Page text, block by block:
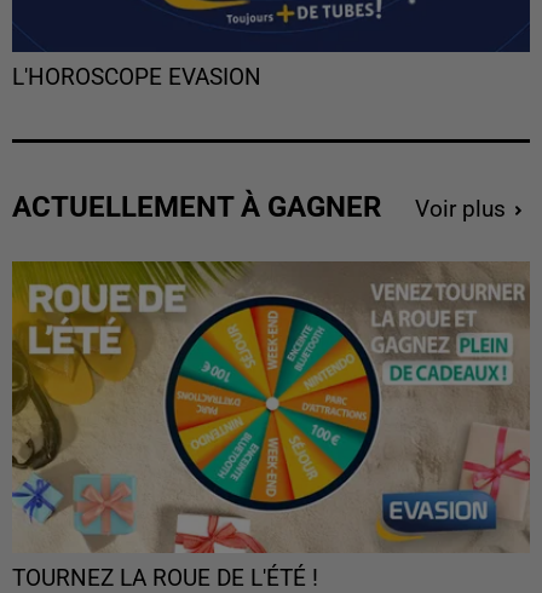
L'HOROSCOPE EVASION
ACTUELLEMENT À GAGNER Voir plus
TOURNEZ LA ROUE DE L'ÉTÉ !